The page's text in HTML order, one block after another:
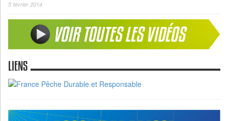
5 février 2014
LIENS